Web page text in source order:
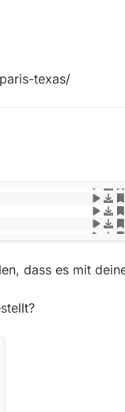
texas/
dass es mit